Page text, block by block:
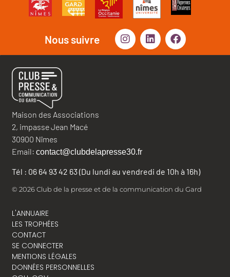
Nous suivre
Maison des Associations
2, impasse Jean Macé
30900 Nîmes
Email: contact@clubdelapresse30.fr
Tél : 06 64 93 42 63 (Du lundi au vendredi de 10h à 16h)
© 2026 Club de la presse et de la communication du Gard
L'ANNUAIRE
LES TROPHÉES
CONTACT
SE CONNECTER
MENTIONS LÉGALES
DONNÉES PERSONNELLES